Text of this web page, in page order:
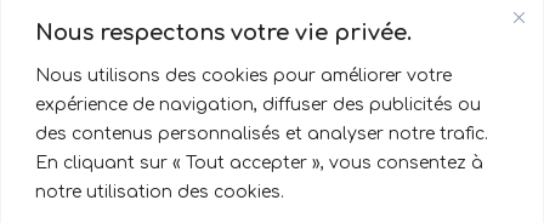
Nous respectons votre vie privée.
Nous utilisons des cookies pour améliorer votre
expérience de navigation, diffuser des publicités ou
des contenus personnalisés et analyser notre trafic.
En cliquant sur « Tout accepter », vous consentez à
notre utilisation des cookies.
Réalisations
Réseaux sociaux